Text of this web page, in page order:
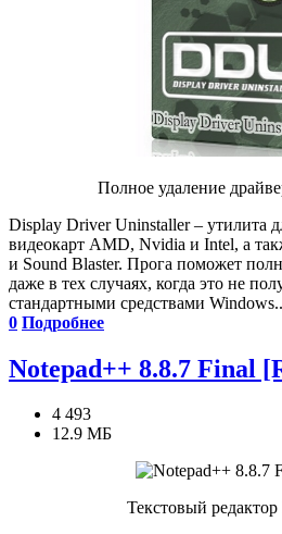
Полное удаление
Display Driver Uninstaller – утилита
видеокарт AMD, Nvidia и Intel, а
и Sound Blaster. Прога поможет
даже в тех случаях, когда это не
стандартными средствами
0 Подробнее
Notepad++ 8.8.7 Final
4 493
12.9 МБ
Текстовый